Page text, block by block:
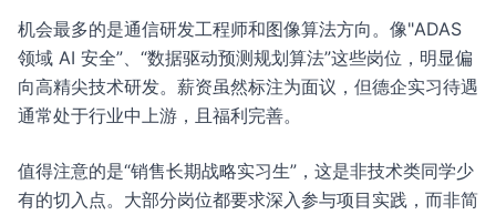
机会最多的是通信研发工程师和图像算法方向。像"ADAS
领域 AI 安全”、“数据驱动预测规划算法”这些岗位，明显偏
向高精尖技术研发。薪资虽然标注为面议，但德企实习待遇
通常处于行业中上游，且福利完善。
值得注意的是“销售长期战略实习生”，这是非技术类同学少
有的切入点。大部分岗位都要求深入参与项目实践，而非简